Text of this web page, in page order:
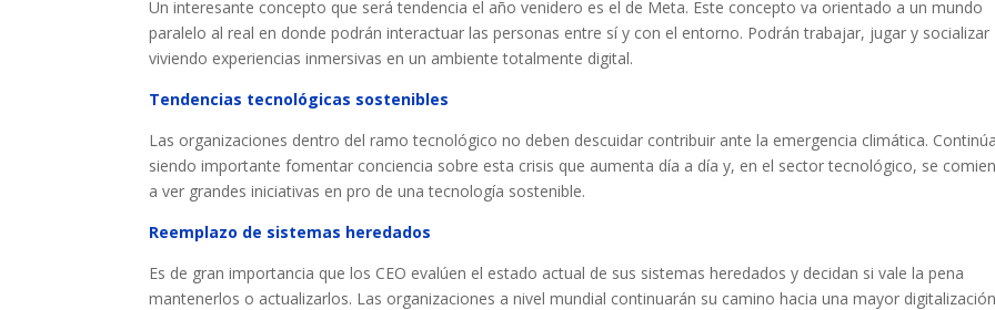
Un interesante concepto que será tendencia el año venidero es el de Meta. Este concepto va orientado a un mundo
paralelo al real en donde podrán interactuar las personas entre sí y con el entorno. Podrán trabajar, jugar y socializar
viviendo experiencias inmersivas en un ambiente totalmente digital.
Tendencias tecnológicas sostenibles
Las organizaciones dentro del ramo tecnológico no deben descuidar contribuir ante la emergencia climática. Continúa
siendo importante fomentar conciencia sobre esta crisis que aumenta día a día y, en el sector tecnológico, se
a ver grandes iniciativas en pro de una tecnología sostenible.
Reemplazo de sistemas heredados
Es de gran importancia que los CEO evalúen el estado actual de sus sistemas heredados y decidan si vale la pena
mantenerlos o actualizarlos. Las organizaciones a nivel mundial continuarán su camino hacia una mayor